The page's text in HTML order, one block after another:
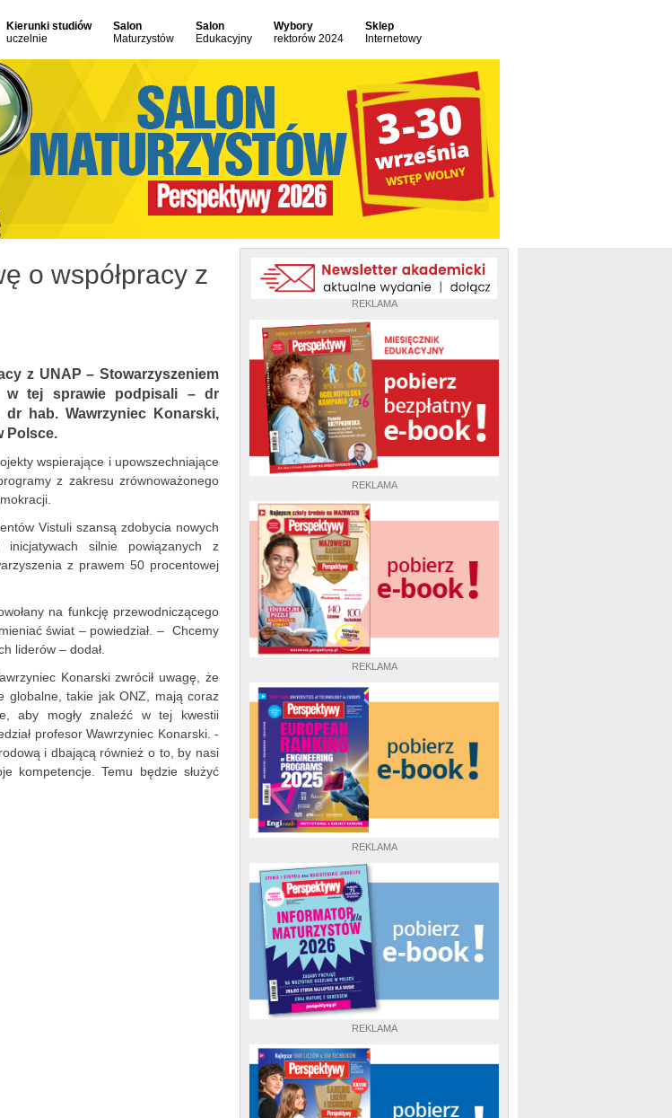
Kierunki studiów
uczelnie
Salon
Maturzystów
Salon
Edukacyjny
Wybory
rektorów 2024
Sklep
Internetowy
REKLAMA
REKLAMA
REKLAMA
REKLAMA
REKLAMA
o współpracy z
z UNAP – Stowarzyszeniem
w tej sprawie podpisali – dr
dr hab. Wawrzyniec Konarski,
Polsce.
wspierające i upowszechniające
z zakresu zrównoważonego
Vistuli szansą zdobycia nowych
silnie powiązanych z
z prawem 50 procentowej
na funkcję przewodniczącego
świat – powiedział. – Chcemy
liderów – dodał.
Konarski zwrócił uwagę, że
globalne, takie jak ONZ, mają coraz
aby mogły znaleźć w tej kwestii
profesor Wawrzyniec Konarski. -
i dbającą również o to, by nasi
kompetencje. Temu będzie służyć